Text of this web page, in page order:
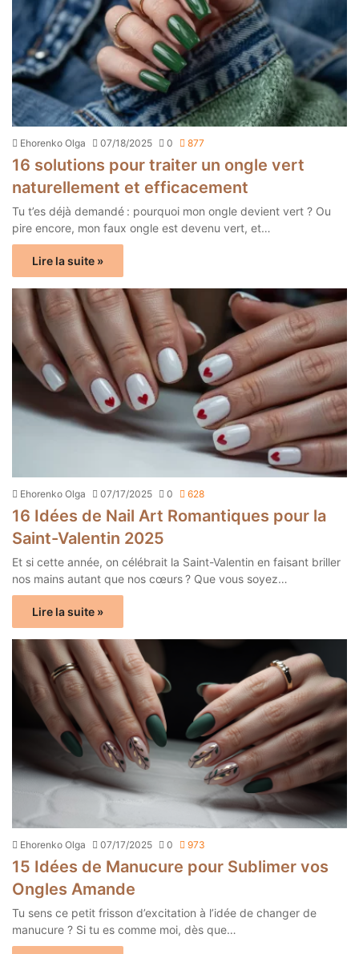
Ehorenko Olga 07/18/2025 0 877
16 solutions pour traiter un ongle vert
naturellement et efficacement
Tu t’es déjà demandé : pourquoi mon ongle devient vert ? Ou
pire encore, mon faux ongle est devenu vert, et…
Lire la suite »
Ehorenko Olga 07/17/2025 0 628
16 Idées de Nail Art Romantiques pour la
Saint-Valentin 2025
Et si cette année, on célébrait la Saint-Valentin en faisant briller
nos mains autant que nos cœurs ? Que vous soyez…
Lire la suite »
Ehorenko Olga 07/17/2025 0 973
15 Idées de Manucure pour Sublimer vos
Ongles Amande
Tu sens ce petit frisson d’excitation à l’idée de changer de
manucure ? Si tu es comme moi, dès que…